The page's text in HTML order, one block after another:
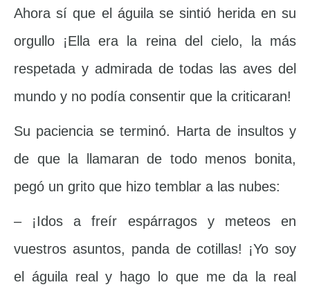
Ahora sí que el águila se sintió herida en su
orgullo ¡Ella era la reina del cielo, la más
respetada y admirada de todas las aves del
mundo y no podía consentir que la criticaran!
Su paciencia se terminó. Harta de insultos y
de que la llamaran de todo menos bonita,
pegó un grito que hizo temblar a las nubes:
– ¡Idos a freír espárragos y meteos en
vuestros asuntos, panda de cotillas! ¡Yo soy
el águila real y hago lo que me da la real